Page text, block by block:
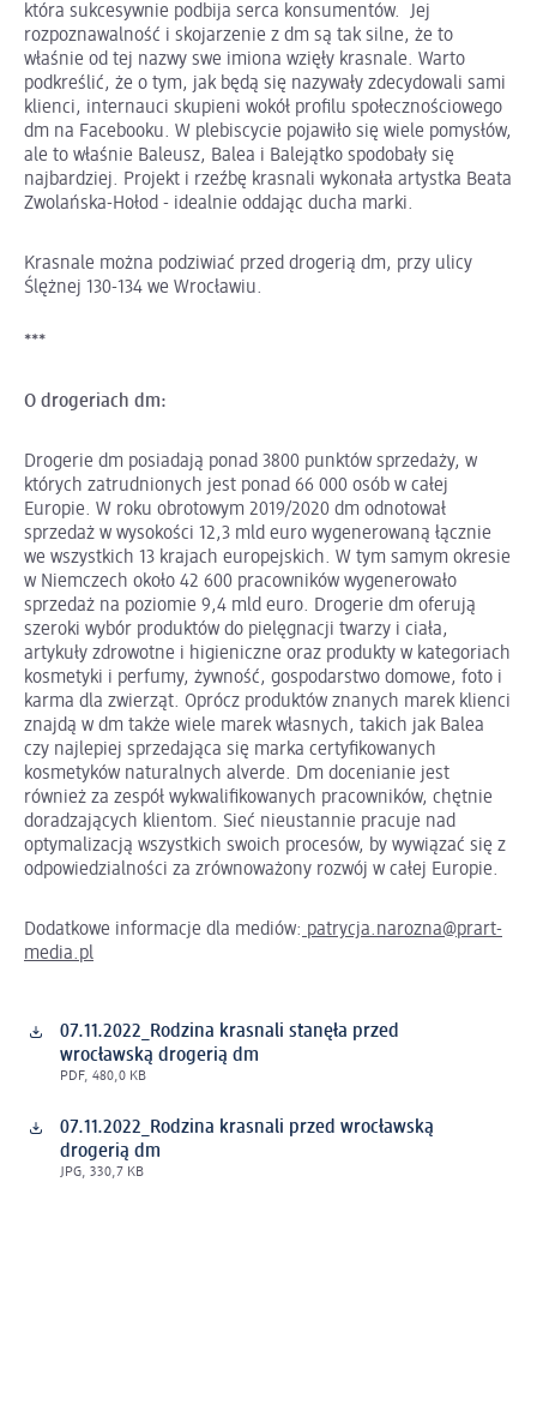
która sukcesywnie podbija serca konsumentów. Jej
rozpoznawalność i skojarzenie z dm są tak silne, że to
właśnie od tej nazwy swe imiona wzięły krasnale. Warto
podkreślić, że o tym, jak będą się nazywały zdecydowali sami
klienci, internauci skupieni wokół profilu społecznościowego
dm na Facebooku. W plebiscycie pojawiło się wiele pomysłów,
ale to właśnie Baleusz, Balea i Balejątko spodobały się
najbardziej. Projekt i rzeźbę krasnali wykonała artystka Beata
Zwolańska-Hołod - idealnie oddając ducha marki.
Krasnale można podziwiać przed drogerią dm, przy ulicy
Ślężnej 130-134 we Wrocławiu.
***
O drogeriach dm:
Drogerie dm posiadają ponad 3800 punktów sprzedaży, w
których zatrudnionych jest ponad 66 000 osób w całej
Europie. W roku obrotowym 2019/2020 dm odnotował
sprzedaż w wysokości 12,3 mld euro wygenerowaną łącznie
we wszystkich 13 krajach europejskich. W tym samym okresie
w Niemczech około 42 600 pracowników wygenerowało
sprzedaż na poziomie 9,4 mld euro. Drogerie dm oferują
szeroki wybór produktów do pielęgnacji twarzy i ciała,
artykuły zdrowotne i higieniczne oraz produkty w kategoriach
kosmetyki i perfumy, żywność, gospodarstwo domowe, foto i
karma dla zwierząt. Oprócz produktów znanych marek klienci
znajdą w dm także wiele marek własnych, takich jak Balea
czy najlepiej sprzedająca się marka certyfikowanych
kosmetyków naturalnych alverde. Dm docenianie jest
również za zespół wykwalifikowanych pracowników, chętnie
doradzających klientom. Sieć nieustannie pracuje nad
optymalizacją wszystkich swoich procesów, by wywiązać się z
odpowiedzialności za zrównoważony rozwój w całej Europie.
Dodatkowe informacje dla mediów: patrycja.narozna@prart-
media.pl
07.11.2022_Rodzina krasnali stanęła przed
wrocławską drogerią dm
PDF, 480,0 KB
07.11.2022_Rodzina krasnali przed wrocławską
drogerią dm
JPG, 330,7 KB